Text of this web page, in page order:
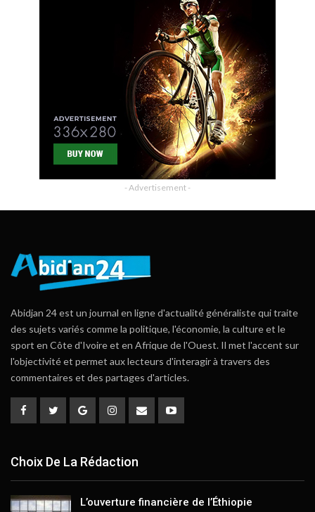
- Advertisement -
Abidjan 24 est un journal en ligne d'actualité généraliste qui traite
des sujets variés comme la politique, l'économie, la culture et le
sport en Côte d'Ivoire et en Afrique de l'Ouest. Il met l'accent sur
l'objectivité et permet aux lecteurs d'interagir à travers des
commentaires et des partages d'articles.
Choix De La Rédaction
L’ouverture financière de l’Éthiopie